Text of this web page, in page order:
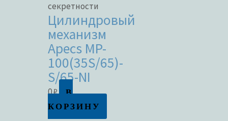
В наличии
В продаже
секретности
Цилиндровый
механизм
Apecs MP-
100(35S/65)-
S/65-NI
0₽
В
КОРЗИНУ